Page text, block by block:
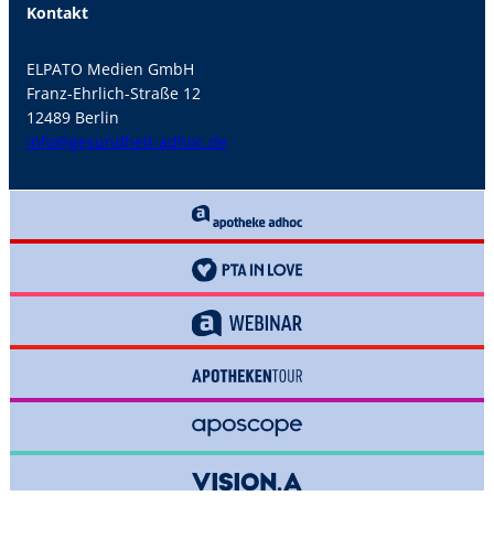
Kontakt
ELPATO Medien GmbH
Franz-Ehrlich-Straße 12
12489 Berlin
info@gesundheit-adhoc.de